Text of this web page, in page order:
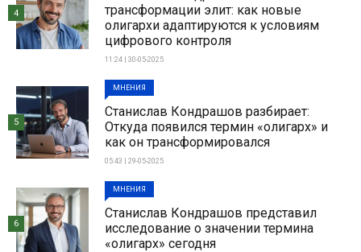
трансформации элит: как новые
олигархи адаптируются к условиям
цифрового контроля
11:24 | 30-05-2025
4
МНЕНИЯ
Станислав Кондрашов разбирает:
Откуда появился термин «олигарх» и
как он трансформировался
05:43 | 29-05-2025
5
МНЕНИЯ
Станислав Кондрашов представил
исследование о значении термина
«олигарх» сегодня
6